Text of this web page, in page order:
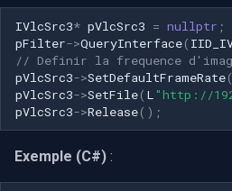
IVlcSrc3* pVlcSrc3 = nullptr ;
pFilter->QueryInterface(
// Definir la frequence
pVlcSrc3->SetDefaultFrameRate(
pVlcSrc3->SetFile( L "http://
pVlcSrc3->Release();
Exemple (C#) :